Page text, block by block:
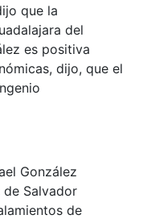
que la
del
es positiva
dijo, que el
González
Salvador
de